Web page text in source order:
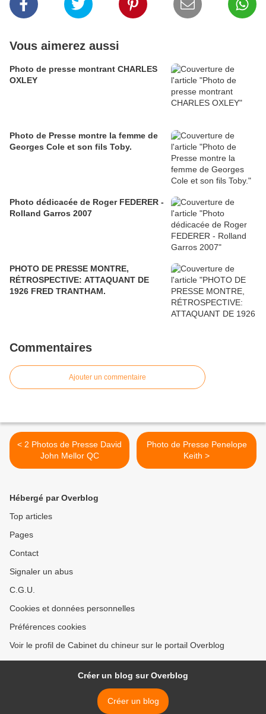
Vous aimerez aussi
Photo de presse montrant CHARLES
OXLEY
Photo de Presse montre la femme de
Georges Cole et son fils Toby.
Photo dédicacée de Roger FEDERER -
Rolland Garros 2007
PHOTO DE PRESSE MONTRE,
RÉTROSPECTIVE: ATTAQUANT DE
1926 FRED TRANTHAM.
Commentaires
Ajouter un commentaire
< 2 Photos de Presse David
John Mellor QC
Photo de Presse Penelope
Keith >
Hébergé par Overblog
Top articles
Pages
Contact
Signaler un abus
C.G.U.
Cookies et données personnelles
Préférences cookies
Voir le profil de Cabinet du chineur sur le portail Overblog
Créer un blog sur Overblog
Créer un blog